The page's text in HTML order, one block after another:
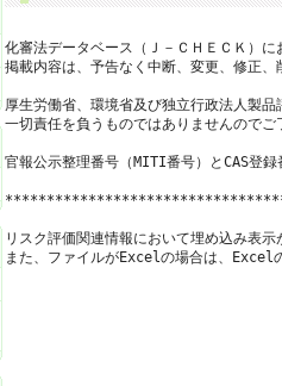
化審法データベース（Ｊ－ＣＨＥＣＫ）
掲載内容は、予告なく中断、変更、修正
厚生労働省、環境省及び独立行政法人製
一切責任を負うものではありませんのでご
官報公示整理番号（MITI番号）とCAS登
リスク評価関連情報において埋め込み表
また、ファイルがExcelの場合は、Excel